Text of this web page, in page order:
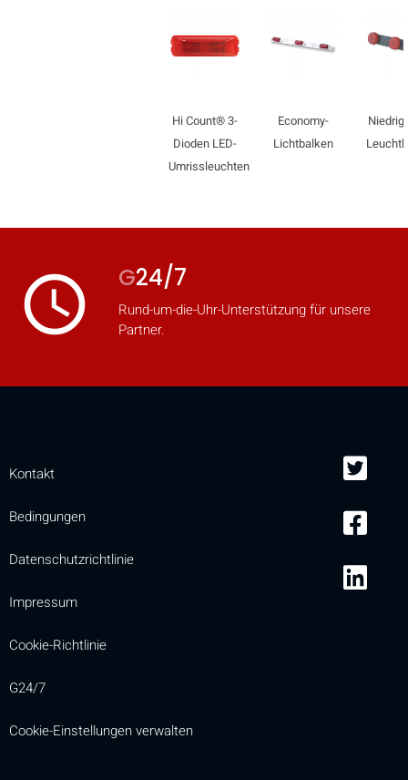
Hi Count® 3-
Dioden LED-
Umrissleuchten
Economy-
Lichtbalken
access_time G24/7
Rund-um-die-Uhr-Unterstützung für unsere
Partner.
Kontakt
Bedingungen
Datenschutzrichtlinie
Impressum
Cookie-Richtlinie
G24/7
Cookie-Einstellungen verwalten